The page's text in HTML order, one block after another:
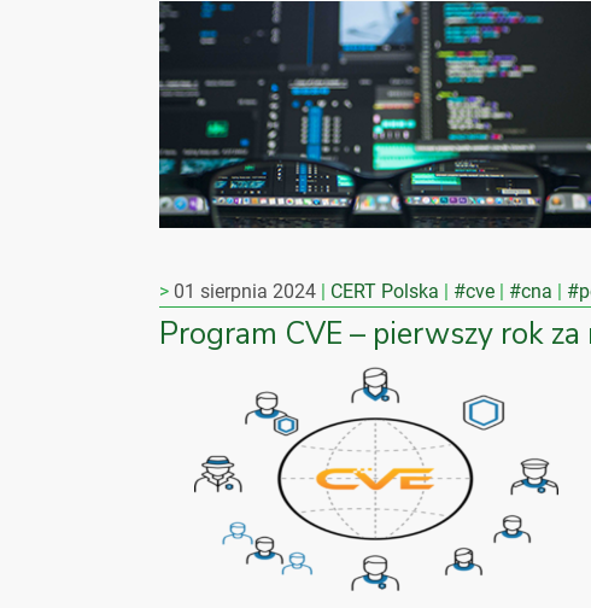
01 sierpnia 2024 CERT Polska #cve #cna
Program CVE – pierwszy rok za